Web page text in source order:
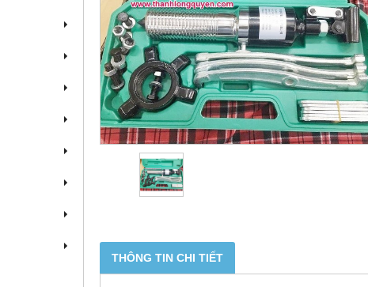
THÔNG TIN CHI TIẾT